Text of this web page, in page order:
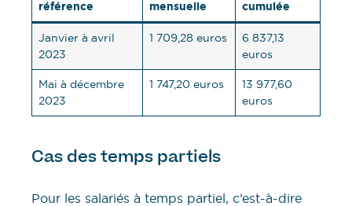
référence
mensuelle
cumulée
Janvier à avril
2023
1 709,28 euros
6 837,13
euros
Mai à décembre
2023
1 747,20 euros
13 977,60
euros
Cas des temps partiels
Pour les salariés à temps partiel, c’est-à-dire